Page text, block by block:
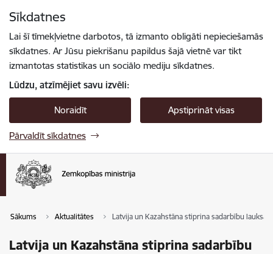
Sīkdatnes
Lai šī tīmekļvietne darbotos, tā izmanto obligāti nepieciešamās
sīkdatnes. Ar Jūsu piekrišanu papildus šajā vietnē var tikt
izmantotas statistikas un sociālo mediju sīkdatnes.
Lūdzu, atzīmējiet savu izvēli:
Noraidīt Apstiprināt visas
Pārvaldīt sīkdatnes
Sākums Aktualitātes Latvija un Kazahstāna stiprina sadarbību
Latvija un Kazahstāna stiprina sadarbību